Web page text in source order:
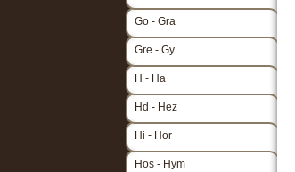
Go - Gra
Gre - Gy
H - Ha
Hd - Hez
Hi - Hor
Hos - Hym